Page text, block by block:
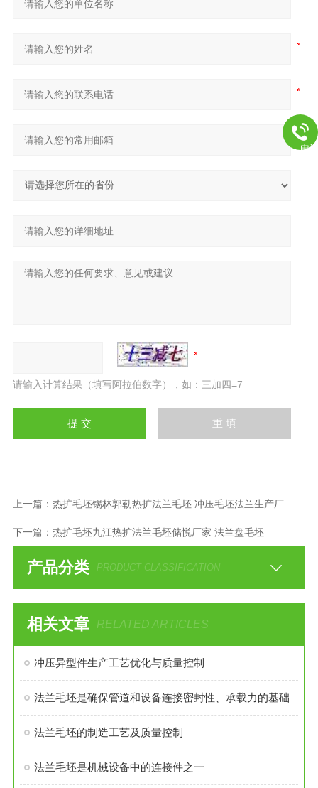
请输入计算结果（填写阿拉伯数字），如：三加四=7
上一篇： 热扩毛坯锡林郭勒热扩法兰毛坯 冲压毛坯法兰生产厂
下一篇： 热扩毛坯九江热扩法兰毛坯储悦厂家 法兰盘毛坯
产品分类 PRODUCT CLASSIFICATION
相关文章 RELATED ARTICLES
冲压异型件生产工艺优化与质量控制
法兰毛坯是确保管道和设备连接密封性、承载力的基础
法兰毛坯的制造工艺及质量控制
法兰毛坯是机械设备中的连接件之一
电